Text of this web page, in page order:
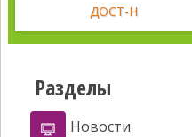
ДОСТ-Н
Разделы
Новости